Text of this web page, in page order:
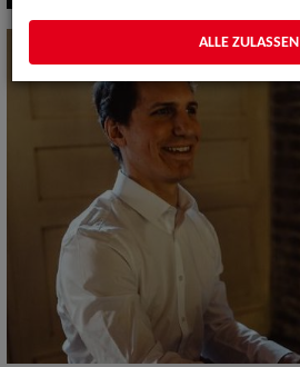
ALLE ZULASSEN